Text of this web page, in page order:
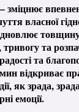
власної
тривогу та
та
відкриває
як зрада,
емоції.